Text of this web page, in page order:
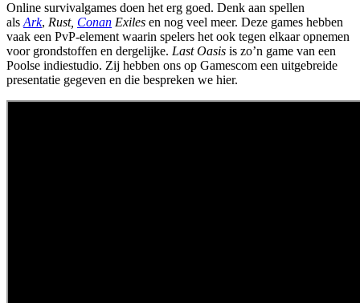
Online survivalgames doen het erg goed. Denk aan spellen
als Ark, Rust, Conan Exiles en nog veel meer. Deze games hebben
vaak een PvP-element waarin spelers het ook tegen elkaar opnemen
voor grondstoffen en dergelijke. Last Oasis is zo’n game van een
Poolse indiestudio. Zij hebben ons op Gamescom een uitgebreide
presentatie gegeven en die bespreken we hier.